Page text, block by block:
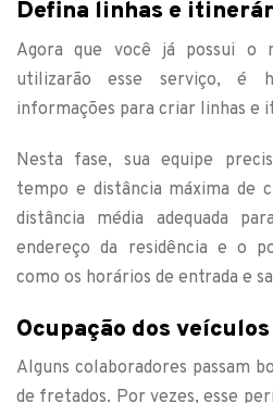
Defina linhas e
Agora que você já possui o
utilizarão esse serviço, é
informações para criar linhas e
Nesta fase, sua equipe
tempo e distância máxima de
distância média adequada
endereço da residência e o
como os horários de entrada e
Ocupação dos veículos
Alguns colaboradores passam
de fretados. Por vezes, esse